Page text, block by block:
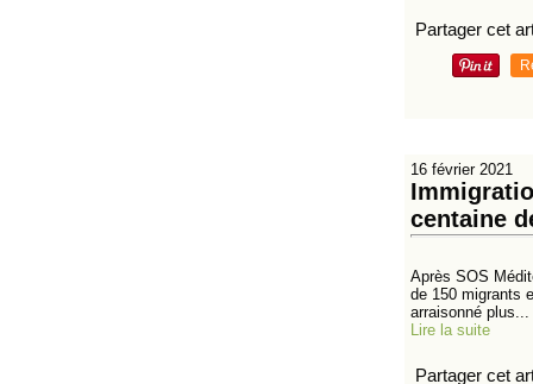
Partager cet
16 février 2021
centaine
Après SOS
de 150 migrants
arraisonné plus...
Lire la suite
Partager cet